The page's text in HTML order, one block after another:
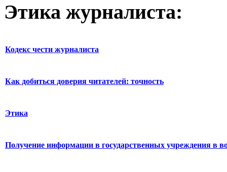
Этика журналиста:
Кодекс чести журналиста
Как добиться доверия читателей: точность
Этика
Получение информации в государственных учреждения в